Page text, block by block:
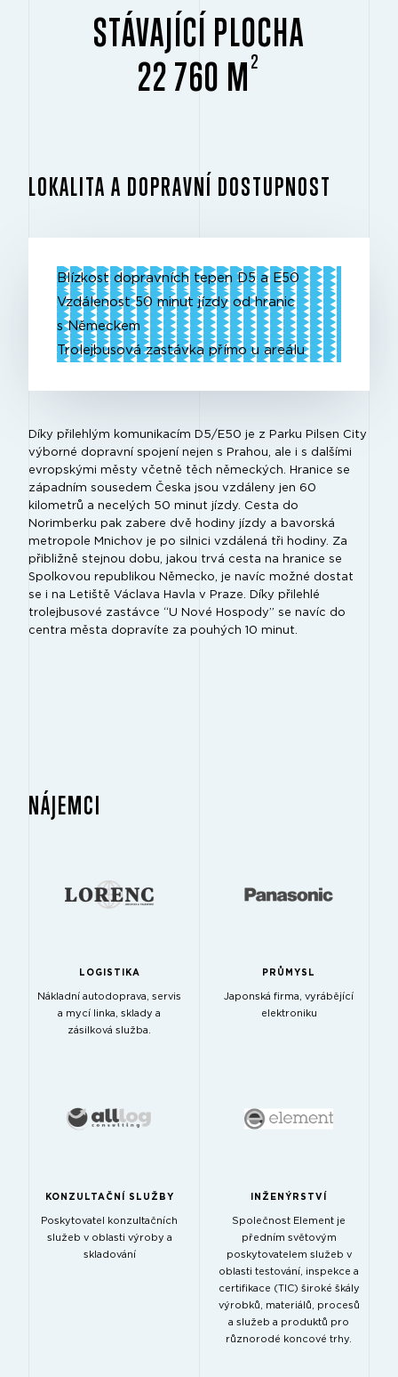
STÁVAJÍCÍ PLOCHA
22 760 M 2
LOKALITA A DOPRAVNÍ DOSTUPNOST
Blízkost dopravních tepen D5 a E50
Vzdálenost 50 minut jízdy od hranic
s Německem
Trolejbusová zastávka přímo u areálu
Díky přilehlým komunikacím D5/E50 je z Parku Pilsen City
výborné dopravní spojení nejen s Prahou, ale i s dalšími
evropskými městy včetně těch německých. Hranice se
západním sousedem Česka jsou vzdáleny jen 60
kilometrů a necelých 50 minut jízdy. Cesta do
Norimberku pak zabere dvě hodiny jízdy a bavorská
metropole Mnichov je po silnici vzdálená tři hodiny. Za
přibližně stejnou dobu, jakou trvá cesta na hranice se
Spolkovou republikou Německo, je navíc možné dostat
se i na Letiště Václava Havla v Praze. Díky přilehlé
trolejbusové zastávce “U Nové Hospody” se navíc do
centra města dopravíte za pouhých 10 minut.
NÁJEMCI
LOGISTIKA
Nákladní autodoprava, servis
a mycí linka, sklady a
zásilková služba.
PRŮMYSL
Japonská firma, vyrábějící
elektroniku
KONZULTAČNÍ SLUŽBY
Poskytovatel konzultačních
služeb v oblasti výroby a
skladování
INŽENÝRSTVÍ
Společnost Element je
předním světovým
poskytovatelem služeb v
oblasti testování, inspekce a
certifikace (TIC) široké škály
výrobků, materiálů, procesů
a služeb a produktů pro
různorodé koncové trhy.